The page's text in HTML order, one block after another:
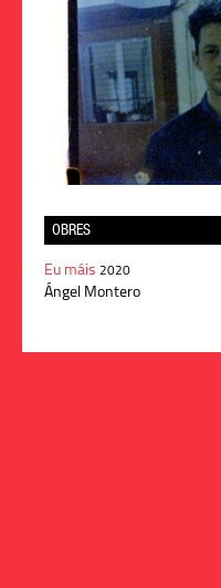
OBRES
Eu máis 2020
Ángel Montero